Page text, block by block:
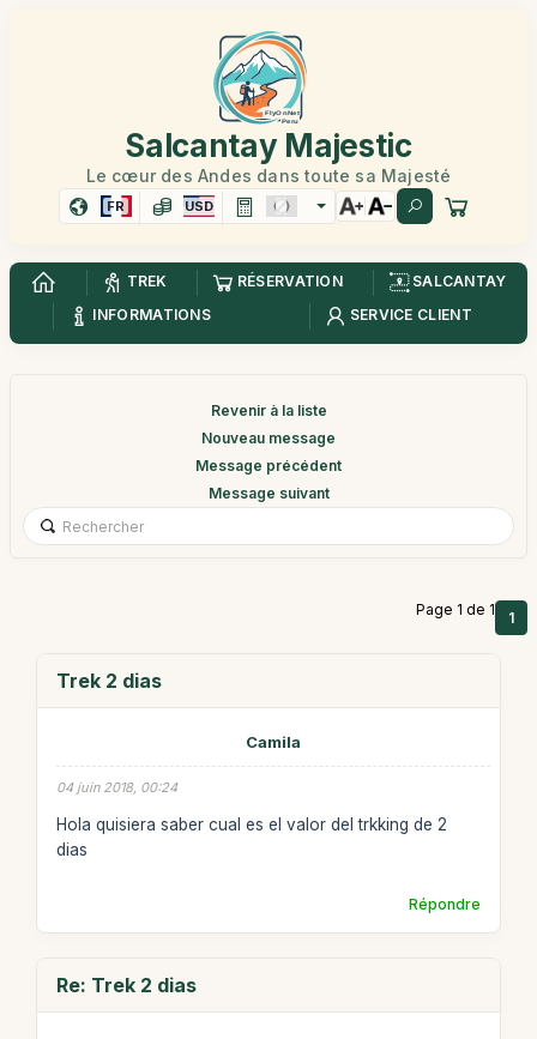
Salcantay Majestic
Le cœur des Andes dans toute sa Majesté
FR USD
TREK RÉSERVATION
SALCANTAY
INFORMATIONS
SERVICE CLIENT
Revenir à la liste
Nouveau message
Message précédent
Message suivant
Page 1 de 1 1
Trek 2 dias
Camila
04 juin 2018, 00:24
Hola quisiera saber cual es el valor del trkking de 2
dias
Répondre
Re: Trek 2 dias